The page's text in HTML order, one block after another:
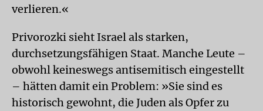
verlieren.«
Privorozki sieht Israel als starken,
durchsetzungsfähigen Staat. Manche Leute –
obwohl keineswegs antisemitisch eingestellt
– hätten damit ein Problem: »Sie sind es
historisch gewohnt, die Juden als Opfer zu